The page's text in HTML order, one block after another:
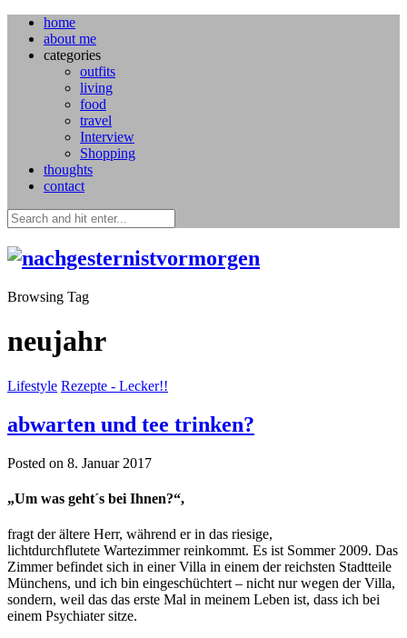
home
about me
categories
outfits
living
food
travel
Interview
Shopping
thoughts
contact
Browsing Tag
neujahr
Lifestyle Rezepte - Lecker!!
abwarten und tee trinken?
Posted on 8. Januar 2017
„Um was geht´s bei Ihnen?“,
fragt der ältere Herr, während er in das riesige,
lichtdurchflutete Wartezimmer reinkommt. Es ist Sommer 2009. Das
Zimmer befindet sich in einer Villa in einem der reichsten Stadtteile
Münchens, und ich bin eingeschüchtert – nicht nur wegen der Villa,
sondern, weil das das erste Mal in meinem Leben ist, dass ich bei
einem Psychiater sitze.